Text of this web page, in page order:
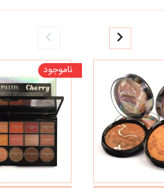
ناموجود